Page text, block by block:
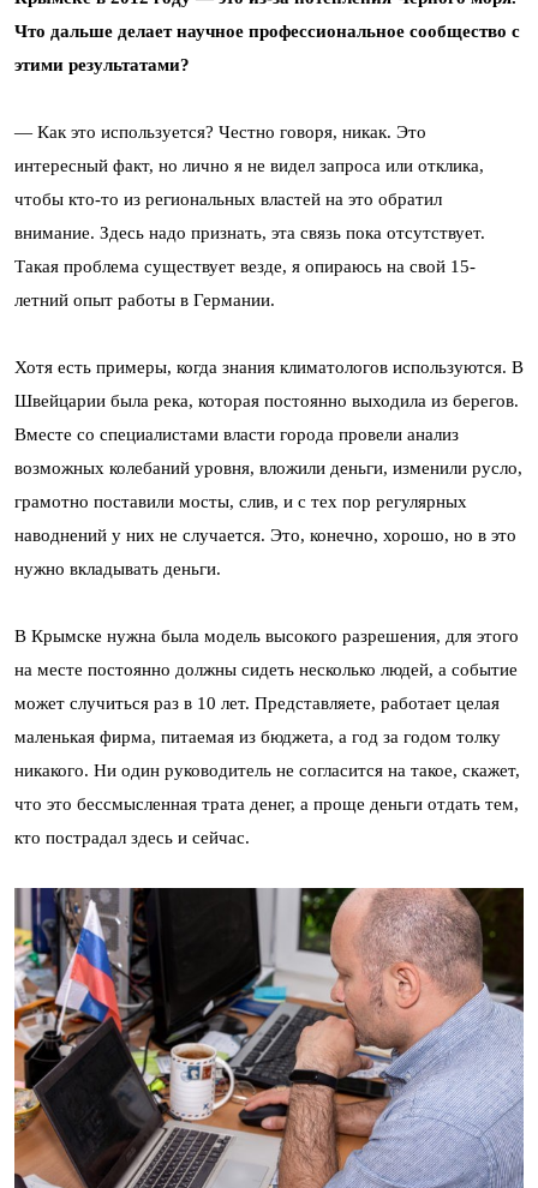
Что дальше делает научное профессиональное сообщество с
этими результатами?
— Как это используется? Честно говоря, никак. Это
интересный факт, но лично я не видел запроса или отклика,
чтобы кто-то из региональных властей на это обратил
внимание. Здесь надо признать, эта связь пока отсутствует.
Такая проблема существует везде, я опираюсь на свой 15-
летний опыт работы в Германии.
Хотя есть примеры, когда знания климатологов используются. В
Швейцарии была река, которая постоянно выходила из берегов.
Вместе со специалистами власти города провели анализ
возможных колебаний уровня, вложили деньги, изменили русло,
грамотно поставили мосты, слив, и с тех пор регулярных
наводнений у них не случается. Это, конечно, хорошо, но в это
нужно вкладывать деньги.
В Крымске нужна была модель высокого разрешения, для этого
на месте постоянно должны сидеть несколько людей, а событие
может случиться раз в 10 лет. Представляете, работает целая
маленькая фирма, питаемая из бюджета, а год за годом толку
никакого. Ни один руководитель не согласится на такое, скажет,
что это бессмысленная трата денег, а проще деньги отдать тем,
кто пострадал здесь и сейчас.